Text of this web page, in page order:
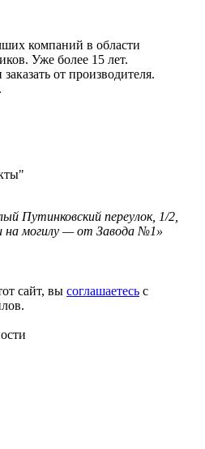
компаний в области
Уже более 15 лет.
от производителя.
Путинковский переулок, 1/2,
на могилу — от Завода №1»
сайт, вы соглашаетесь с